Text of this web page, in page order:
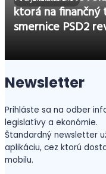
ktorá na
smernice PSD2
Newsletter
Prihláste sa na odber
legislatívy a ekonómie.
Štandardný newsletter
aplikáciu, cez ktorú
mobilu.